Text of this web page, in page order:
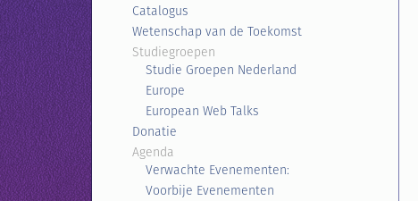
Catalogus
Wetenschap van de Toekomst
Studiegroepen
Studie Groepen Nederland
Europe
European Web Talks
Donatie
Agenda
Verwachte Evenementen:
Voorbije Evenementen